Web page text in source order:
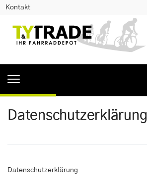
Kontakt
Daten­schutz­erklärung
Datenschutzerklärung